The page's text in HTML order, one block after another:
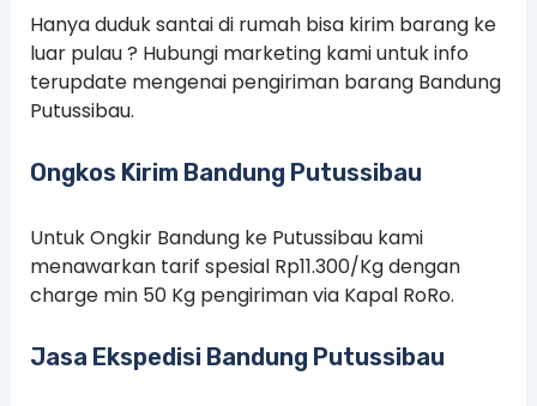
Hanya duduk santai di rumah bisa kirim barang ke
luar pulau ? Hubungi marketing kami untuk info
terupdate mengenai pengiriman barang Bandung
Putussibau.
Ongkos Kirim Bandung Putussibau
Untuk Ongkir Bandung ke Putussibau kami
menawarkan tarif spesial Rp11.300/Kg dengan
charge min 50 Kg pengiriman via Kapal RoRo.
Jasa Ekspedisi Bandung Putussibau